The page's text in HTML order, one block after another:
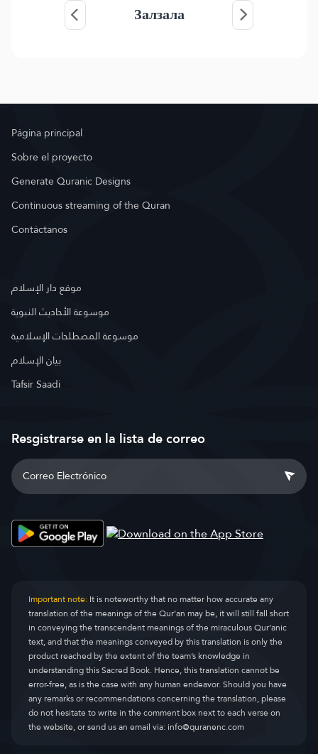
Залзала
Página principal
Sobre el proyecto
Generate Quranic Designs
Continuous streaming of the Quran
Contáctanos
موقع دار الإسلام
موسوعة الأحاديث النبوية
موسوعة المصطلحات الإسلامية
بيان الإسلام
Tafsir Saadi
Resgistrarse en la lista de correo
Important note:It is noteworthy that no matter how accurate any
translation of the meanings of the Qur’an may be, it will still fall short
in conveying the transcendent meanings of the miraculous Qur’anic
text, and that the meanings conveyed by this translation is only the
product reached by the extent of the team’s knowledge in
understanding this Sacred Book. Hence, this translation cannot be
error-free, as is the case with any human endeavor. Should you have
any remarks or recommendations concerning the translation, please
do not hesitate to write in the comment box next to each verse on
the website, or send us an email via:info@quranenc.com